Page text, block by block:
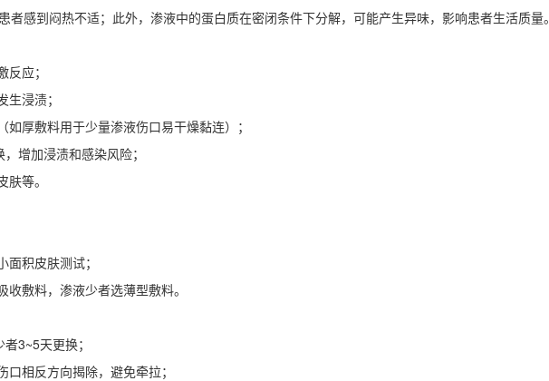
感到闷热不适；此外，渗液中的蛋白质在密闭条件下分解，可能产生异味，影响患者生活质量。
应；
浸渍；
厚敷料用于少量渗液伤口易干燥黏连）；
增加浸渍和感染风险；
等。
积皮肤测试；
敷料，渗液少者选薄型敷料。
3~5天更换；
相反方向揭除，避免牵拉；